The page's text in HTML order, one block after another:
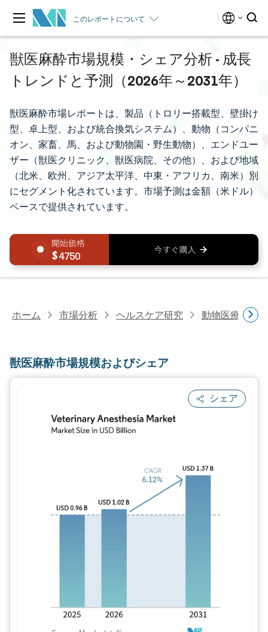
このレポートについて
獣医麻酔市場規模・シェア分析 - 成長
トレンドと予測（2026年～2031年）
獣医麻酔市場レポートは、製品（トロリー搭載型、壁掛け
型、卓上型、および統合換気システム）、動物（コンパニ
オン、家畜、馬、および動物園・野生動物）、エンドユー
ザー（獣医クリニック、獣医病院、その他）、および地域
（北米、欧州、アジア太平洋、中東・アフリカ、南米）別
にセグメント化されています。市場予測は金額（米ドル）
ベースで提供されています。
4750
ホーム 市場分析 ヘルスケア研究 動物医療研究
獣医麻酔市場規模およびシェア
シェア